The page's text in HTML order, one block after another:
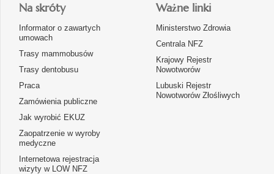
Na skróty
Informator o zawartych
umowach
Trasy mammobusów
Trasy dentobusu
Praca
Zamówienia publiczne
Jak wyrobić EKUZ
Zaopatrzenie w wyroby
medyczne
Internetowa rejestracja
wizyty w LOW NFZ
Ważne linki
Ministerstwo Zdrowia
Centrala NFZ
Krajowy Rejestr
Nowotworów
Lubuski Rejestr
Nowotworów Złośliwych